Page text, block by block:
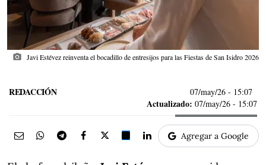
photo_camera Javi Estévez reinventa el bocadillo de entresijos para las Fiestas de San Isidro 2026
REDACCIÓN 07/may/26 - 15:07
Actualizado: 07/may/26 - 15:07
Agregar a Google